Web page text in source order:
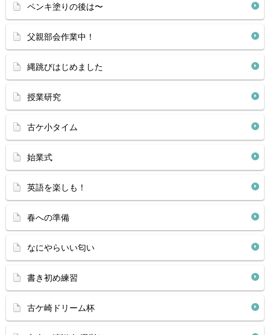
ペンキ塗りの後は〜
父親部会作業中！
縄跳びはじめました
授業研究
古ケ小タイム
始業式
英語を楽しも！
春への準備
なにやらいい匂い
書き初め練習
古ケ崎ドリーム杯